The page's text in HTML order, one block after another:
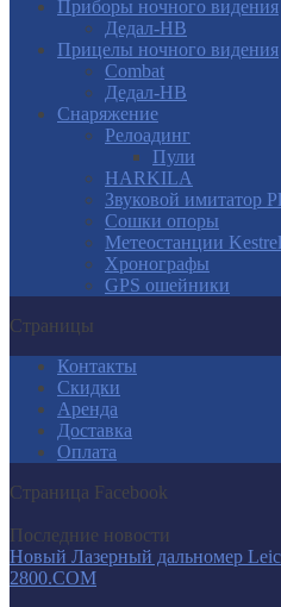
Приборы ночного видения
Дедал-НВ
Прицелы ночного видения
Combat
Дедал-НВ
Снаряжение
Релоадинг
Пули
HARKILA
Звуковой имитатор
Сошки опоры
Метеостанции Kestrel
Хронографы
GPS ошейники
Страницы
Контакты
Скидки
Аренда
Доставка
Оплата
Страница Facebook
Последние новости
Новый Лазерный дальномер
2800.COM